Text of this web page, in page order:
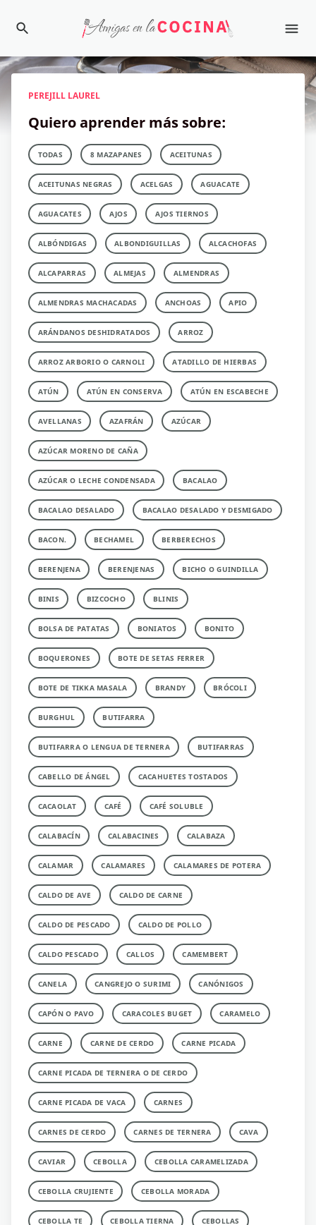
PEREJILL LAUREL
Quiero aprender más sobre:
TODAS 8 MAZAPANES ACEITUNAS
ACEITUNAS NEGRAS ACELGAS AGUACATE
AGUACATES AJOS AJOS TIERNOS
ALBÓNDIGAS ALBONDIGUILLAS ALCACHOFAS
ALCAPARRAS ALMEJAS ALMENDRAS
ALMENDRAS MACHACADAS ANCHOAS APIO
ARÁNDANOS DESHIDRATADOS ARROZ
ARROZ ARBORIO O CARNOLI ATADILLO DE HIERBAS
ATÚN ATÚN EN CONSERVA ATÚN EN ESCABECHE
AVELLANAS AZAFRÁN AZÚCAR
AZÚCAR MORENO DE CAÑA
AZÚCAR O LECHE CONDENSADA BACALAO
BACALAO DESALADO BACALAO DESALADO Y DESMIGADO
BACON. BECHAMEL BERBERECHOS
BERENJENA BERENJENAS BICHO O GUINDILLA
BINIS BIZCOCHO BLINIS
BOLSA DE PATATAS BONIATOS BONITO
BOQUERONES BOTE DE SETAS FERRER
BOTE DE TIKKA MASALA BRANDY BRÓCOLI
BURGHUL BUTIFARRA
BUTIFARRA O LENGUA DE TERNERA BUTIFARRAS
CABELLO DE ÁNGEL CACAHUETES TOSTADOS
CACAOLAT CAFÉ CAFÉ SOLUBLE
CALABACÍN CALABACINES CALABAZA
CALAMAR CALAMARES CALAMARES DE POTERA
CALDO DE AVE CALDO DE CARNE
CALDO DE PESCADO CALDO DE POLLO
CALDO PESCADO CALLOS CAMEMBERT
CANELA CANGREJO O SURIMI CANÓNIGOS
CAPÓN O PAVO CARACOLES BUGET CARAMELO
CARNE CARNE DE CERDO CARNE PICADA
CARNE PICADA DE TERNERA O DE CERDO
CARNE PICADA DE VACA CARNES
CARNES DE CERDO CARNES DE TERNERA CAVA
CAVIAR CEBOLLA CEBOLLA CARAMELIZADA
CEBOLLA CRUJIENTE CEBOLLA MORADA
CEBOLLA TE CEBOLLA TIERNA CEBOLLAS